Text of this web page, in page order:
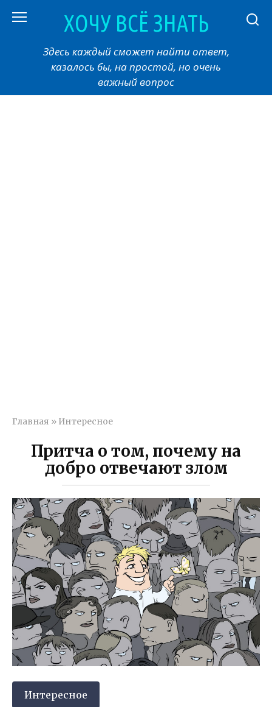
ХОЧУ ВСЁ ЗНАТЬ
Здесь каждый сможет найти ответ,
казалось бы, на простой, но очень
важный вопрос
Главная » Интересное
Притча о том, почему на
добро отвечают злом
Интересное